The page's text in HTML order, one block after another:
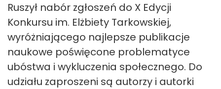
Ruszył nabór zgłoszeń do X Edycji
Konkursu im. Elżbiety Tarkowskiej,
wyróżniającego najlepsze publikacje
naukowe poświęcone problematyce
ubóstwa i wykluczenia społecznego. Do
udziału zaproszeni są autorzy i autorki